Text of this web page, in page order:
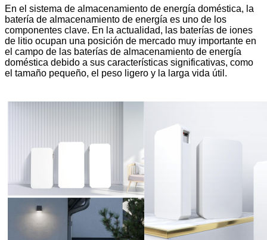
En el sistema de almacenamiento de energía doméstica, la
batería de almacenamiento de energía es uno de los
componentes clave. En la actualidad, las baterías de iones
de litio ocupan una posición de mercado muy importante en
el campo de las baterías de almacenamiento de energía
doméstica debido a sus características significativas, como
el tamaño pequeño, el peso ligero y la larga vida útil.